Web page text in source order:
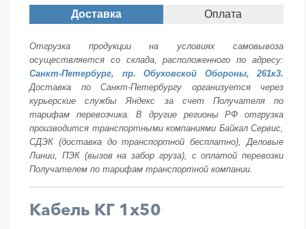
Доставка Оплата
Отгрузка продукции на условиях самовывоза
осуществляется со склада, расположенного по адресу:
Санкт-Петербург, пр. Обуховской Обороны, 261к3.
Доставка по Санкт-Петербургу организуется через
курьерские службы Яндекс за счет Получателя по
тарифам перевозчика. В другие регионы РФ отгрузка
производится транспортными компаниями Байкал Сервис,
СДЭК (доставка до транспортной бесплатно), Деловые
Линии, ПЭК (вызов на забор груза), с оплатой перевозки
Получателем по тарифам транспортной компании.
Кабель КГ 1х50